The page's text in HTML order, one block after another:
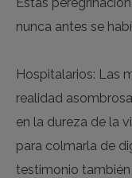
nunca antes se
Hospitalarios: Las
realidad
en la dureza de la
para colmarla de
testimonio